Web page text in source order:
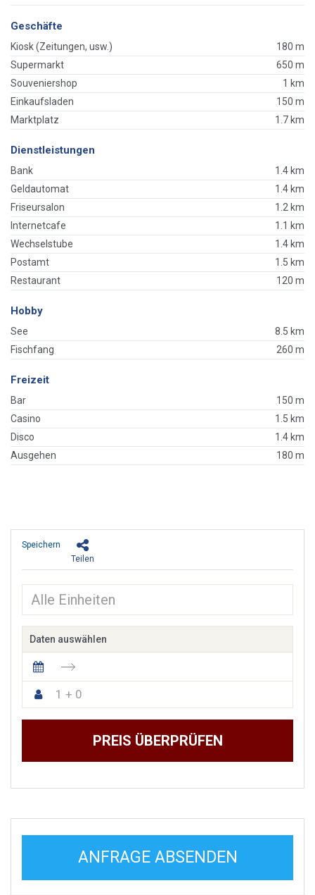
Geschäfte
Kiosk (Zeitungen, usw.)
180 m
Supermarkt
650 m
Souveniershop
1 km
Einkaufsladen
150 m
Marktplatz
1.7 km
Dienstleistungen
Bank
1.4 km
Geldautomat
1.4 km
Friseursalon
1.2 km
Internetcafe
1.1 km
Wechselstube
1.4 km
Postamt
1.5 km
Restaurant
120 m
Hobby
See
8.5 km
Fischfang
260 m
Freizeit
Bar
150 m
Casino
1.5 km
Disco
1.4 km
Ausgehen
180 m
Teilen
Speichern
Daten auswählen
1 + 0
PREIS ÜBERPRÜFEN
ANFRAGE ABSENDEN